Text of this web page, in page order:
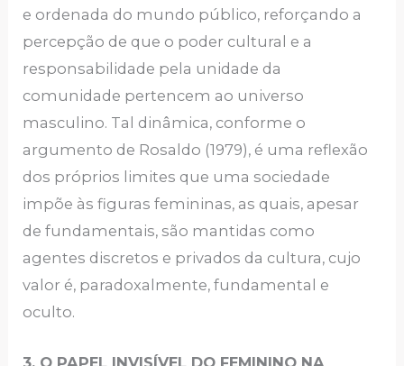
e ordenada do mundo público, reforçando a
percepção de que o poder cultural e a
responsabilidade pela unidade da
comunidade pertencem ao universo
masculino. Tal dinâmica, conforme o
argumento de Rosaldo (1979), é uma reflexão
dos próprios limites que uma sociedade
impõe às figuras femininas, as quais, apesar
de fundamentais, são mantidas como
agentes discretos e privados da cultura, cujo
valor é, paradoxalmente, fundamental e
oculto.